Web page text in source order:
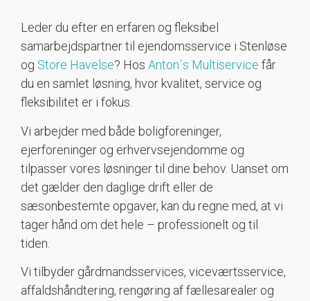
Leder du efter en erfaren og fleksibel
samarbejdspartner til ejendomsservice i Stenløse
og Store Havelse? Hos Anton´s Multiservice får
du en samlet løsning, hvor kvalitet, service og
fleksibilitet er i fokus.
Vi arbejder med både boligforeninger,
ejerforeninger og erhvervsejendomme og
tilpasser vores løsninger til dine behov. Uanset om
det gælder den daglige drift eller de
sæsonbestemte opgaver, kan du regne med, at vi
tager hånd om det hele – professionelt og til
tiden.
Vi tilbyder gårdmandsservices, viceværtsservice,
affaldshåndtering, rengøring af fællesarealer og